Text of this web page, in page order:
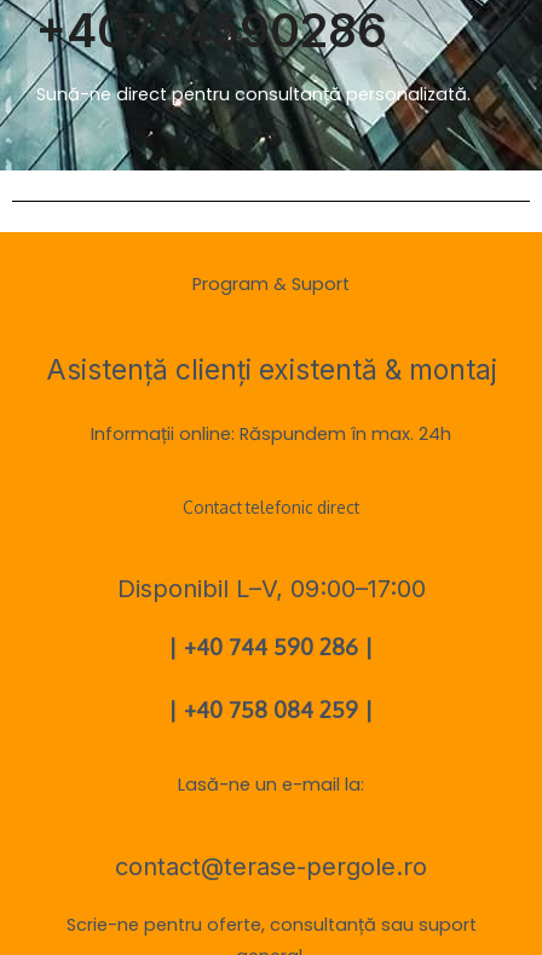
+40744590286
Sună-ne direct pentru consultanță personalizată.
Program & Suport
Asistență clienți existentă & montaj
Informații online: Răspundem în max. 24h
Contact telefonic direct
Disponibil L–V, 09:00–17:00
| +40 744 590 286 |
| +40 758 084 259 |
Lasă-ne un e-mail la:
contact@terase-pergole.ro
Scrie-ne pentru oferte, consultanță sau suport